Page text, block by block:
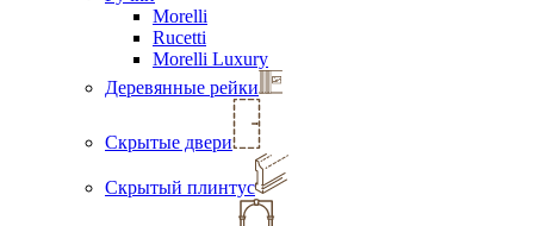
Morelli
Rucetti
Morelli Luxury
Деревянные рейки
Скрытые двери
Скрытый плинтус